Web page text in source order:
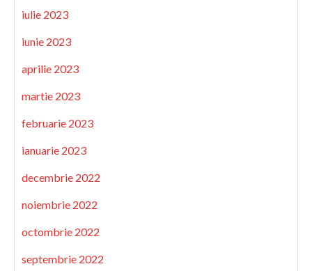
iulie 2023
iunie 2023
aprilie 2023
martie 2023
februarie 2023
ianuarie 2023
decembrie 2022
noiembrie 2022
octombrie 2022
septembrie 2022